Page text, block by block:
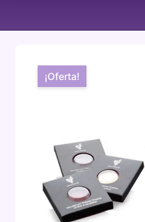
Ir al contenido
¡Oferta!